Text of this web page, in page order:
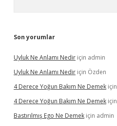
Son yorumlar
Uyluk Ne Anlamı Nedir için admin
Uyluk Ne Anlamı Nedir için Özden
4 Derece Yoğun Bakım Ne Demek için
4 Derece Yoğun Bakım Ne Demek için
Bastırılmış Ego Ne Demek için admin